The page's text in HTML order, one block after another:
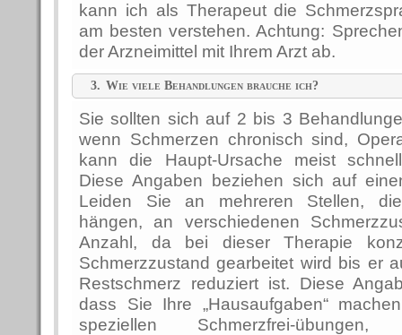
kann ich als Therapeut die
am besten verstehen. Achtung:
der Arzneimittel mit Ihrem Arzt ab.
3. Wie viele Behandlungen brauche ich?
Sie sollten sich auf 2 bis 3
wenn Schmerzen chronisch sind,
kann die Haupt-Ursache meist
Diese Angaben beziehen sich auf
Leiden Sie an mehreren Stellen,
hängen, an verschiedenen
Anzahl, da bei dieser Therapie
Schmerzzustand gearbeitet wird bis er
Restschmerz reduziert ist. Diese
dass Sie Ihre „Hausaufgaben“
speziellen Schmerzfrei-